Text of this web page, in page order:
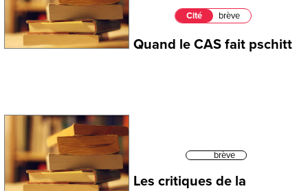
Cité brève
Quand le CAS fait pschitt
brève
Les critiques de la